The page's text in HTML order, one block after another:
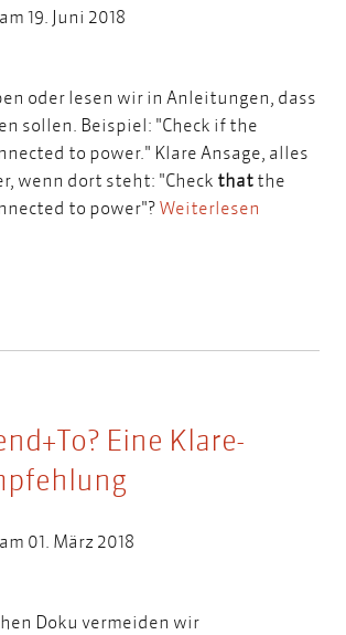
am 19. Juni 2018
oder lesen wir in Anleitungen, dass
sollen. Beispiel: "Check if the
to power." Klare Ansage, alles
wenn dort steht: "Check thatthe
to power"?Weiterlesen
Eine Klare-
am 01. März 2018
Doku vermeiden wir